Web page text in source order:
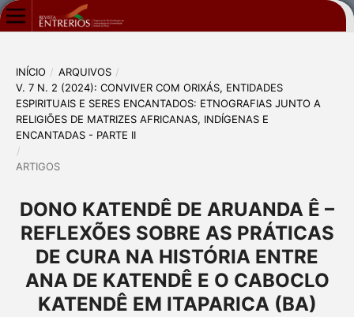
INÍCIO / ARQUIVOS /
V. 7 N. 2 (2024): CONVIVER COM ORIXÁS, ENTIDADES
ESPIRITUAIS E SERES ENCANTADOS: ETNOGRAFIAS JUNTO A
RELIGIÕES DE MATRIZES AFRICANAS, INDÍGENAS E
ENCANTADAS - PARTE II
/
ARTIGOS
DONO KATENDÊ DE ARUANDA Ê –
REFLEXÕES SOBRE AS PRÁTICAS
DE CURA NA HISTÓRIA ENTRE
ANA DE KATENDÊ E O CABOCLO
KATENDÊ EM ITAPARICA (BA)